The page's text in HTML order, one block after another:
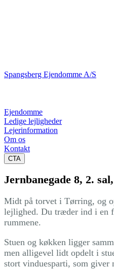
Spangsberg Ejendomme A/S
Ejendomme
Ledige lejligheder
Lejerinformation
Om os
Kontakt
CTA
Jernbanegade 8, 2.
Midt på torvet i Tørring, og
lejlighed. Du træder ind i en
rummene.
Stuen og køkken ligger
men alligevel lidt opdelt i
stort vinduesparti, som giver